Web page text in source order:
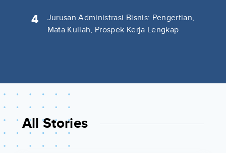
4
Jurusan Administrasi Bisnis: Pengertian,
Mata Kuliah, Prospek Kerja Lengkap
All Stories